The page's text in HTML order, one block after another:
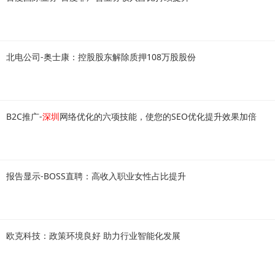
北电公司-奥士康：控股股东解除质押108万股股份
B2C推广-深圳网络优化的六项技能，使您的SEO优化提升效果加倍
报告显示-BOSS直聘：高收入职业女性占比提升
欧克科技：政策环境良好 助力行业智能化发展